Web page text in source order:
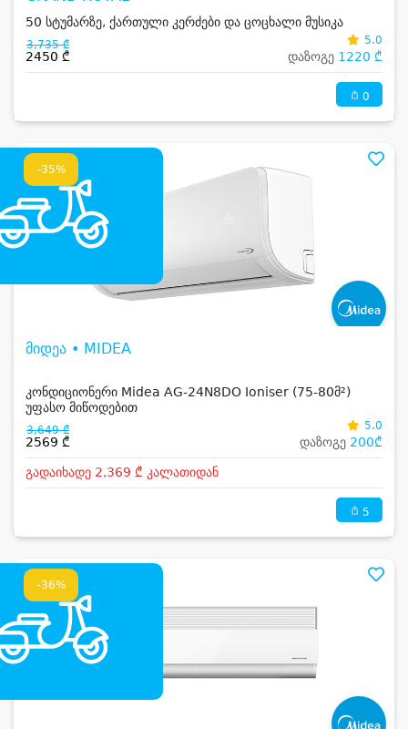
50 სტუმარზე, ქართული კერძები და ცოცხალი მუსიკა
3,735 ₾
2450 ₾
5.0
დაზოგე 1220 ₾
0
-35%
მიდეა • MIDEA
კონდიციონერი Midea AG-24N8DO Ioniser (75-80მ²)
უფასო მიწოდებით
3,649 ₾
2569 ₾
5.0
დაზოგე 200₾
გადაიხადე 2,369 ₾ კალათიდან
5
-36%